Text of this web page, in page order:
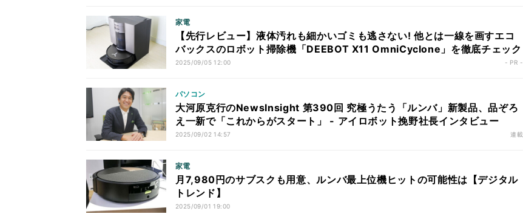
家電
【先行レビュー】液体汚れも細かいゴミも逃さない! 他とは一線を画すエコ
バックスのロボット掃除機「DEEBOT X11 OmniCyclone」を徹底チェック
2025/09/05 12:00 - PR -
パソコン
大河原克行のNewsInsight 第390回 究極うたう「ルンバ」新製品、品ぞろ
え一新で「これからがスタート」 - アイロボット挽野社長インタビュー
2025/09/02 14:57 連載
家電
月7,980円のサブスクも用意、ルンバ最上位機ヒットの可能性は【デジタル
トレンド】
2025/09/01 19:00